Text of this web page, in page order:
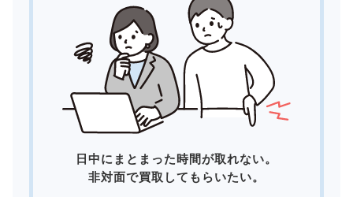
日中にまとまった時間が取れない。
非対面で買取してもらいたい。